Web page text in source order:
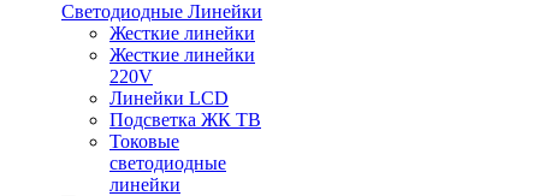
Светодиодные Линейки
Жесткие линейки
Жесткие линейки
220V
Линейки LCD
Подсветка ЖК ТВ
Токовые
светодиодные
линейки